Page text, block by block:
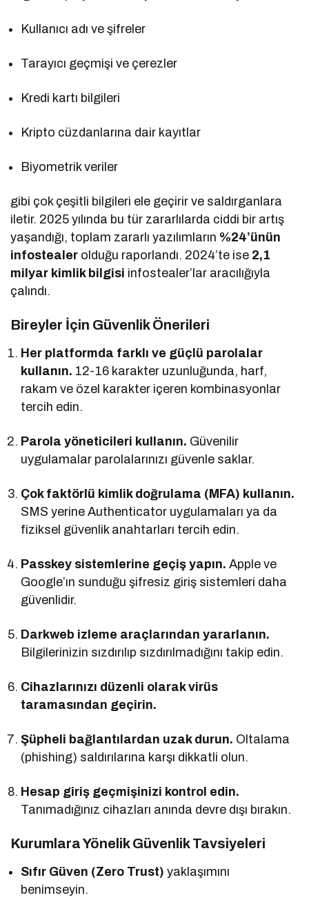
Kullanıcı adı ve şifreler
Tarayıcı geçmişi ve çerezler
Kredi kartı bilgileri
Kripto cüzdanlarına dair kayıtlar
Biyometrik veriler
gibi çok çeşitli bilgileri ele geçirir ve saldırganlara
iletir. 2025 yılında bu tür zararlılarda ciddi bir artış
yaşandığı, toplam zararlı yazılımların %24’ünün
infostealer olduğu raporlandı. 2024’te ise 2,1
milyar kimlik bilgisi infostealer’lar aracılığıyla
çalındı.
Bireyler İçin Güvenlik Önerileri
Her platformda farklı ve güçlü parolalar
kullanın. 12-16 karakter uzunluğunda, harf,
rakam ve özel karakter içeren kombinasyonlar
tercih edin.
Parola yöneticileri kullanın. Güvenilir
uygulamalar parolalarınızı güvenle saklar.
Çok faktörlü kimlik doğrulama (MFA) kullanın.
SMS yerine Authenticator uygulamaları ya da
fiziksel güvenlik anahtarları tercih edin.
Passkey sistemlerine geçiş yapın. Apple ve
Google’ın sunduğu şifresiz giriş sistemleri daha
güvenlidir.
Darkweb izleme araçlarından yararlanın.
Bilgilerinizin sızdırılıp sızdırılmadığını takip edin.
Cihazlarınızı düzenli olarak virüs
taramasından geçirin.
Şüpheli bağlantılardan uzak durun. Oltalama
(phishing) saldırılarına karşı dikkatli olun.
Hesap giriş geçmişinizi kontrol edin.
Tanımadığınız cihazları anında devre dışı bırakın.
Kurumlara Yönelik Güvenlik Tavsiyeleri
Sıfır Güven (Zero Trust) yaklaşımını
benimseyin.